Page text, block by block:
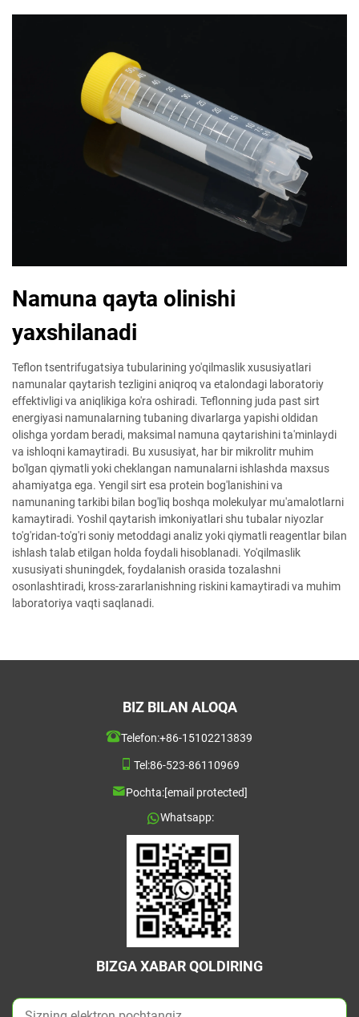
Namuna qayta olinishi
yaxshilanadi
Teflon tsentrifugatsiya tubularining yo'qilmaslik xususiyatlari
namunalar qaytarish tezligini aniqroq va etalondagi laboratoriy
effektivligi va aniqlikiga ko'ra oshiradi. Teflonning juda past sirt
energiyasi namunalarning tubaning divarlarga yapishi oldidan
olishga yordam beradi, maksimal namuna qaytarishini ta'minlaydi
va ishloqni kamaytiradi. Bu xususiyat, har bir mikrolitr muhim
bo'lgan qiymatli yoki cheklangan namunalarni ishlashda maxsus
ahamiyatga ega. Yengil sirt esa protein bog'lanishini va
namunaning tarkibi bilan bog'liq boshqa molekulyar mu'amalotlarni
kamaytiradi. Yoshil qaytarish imkoniyatlari shu tubalar niyozlar
to'g'ridan-to'g'ri soniy metoddagi analiz yoki qiymatli reagentlar bilan
ishlash talab etilgan holda foydali hisoblanadi. Yo'qilmaslik
xususiyati shuningdek, foydalanish orasida tozalashni
osonlashtiradi, kross-zararlanishning riskini kamaytiradi va muhim
laboratoriya vaqti saqlanadi.
BIZ BILAN ALOQA
Telefon:+86-15102213839
Tel:86-523-86110969
Pochta:[email protected]
Whatsapp:
BIZGA XABAR QOLDIRING